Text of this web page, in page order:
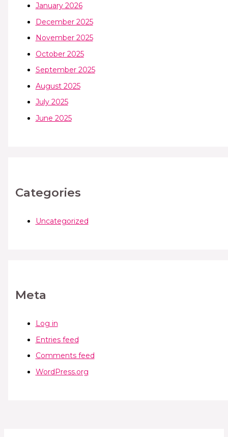
January 2026
December 2025
November 2025
October 2025
September 2025
August 2025
July 2025
June 2025
Categories
Uncategorized
Meta
Log in
Entries feed
Comments feed
WordPress.org